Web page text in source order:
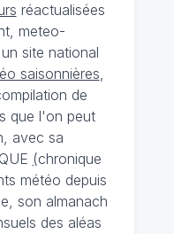
réactualisées
meteo-
site national
saisonnières,
de
que l'on peut
avec sa
(chronique
météo depuis
son almanach
des aléas